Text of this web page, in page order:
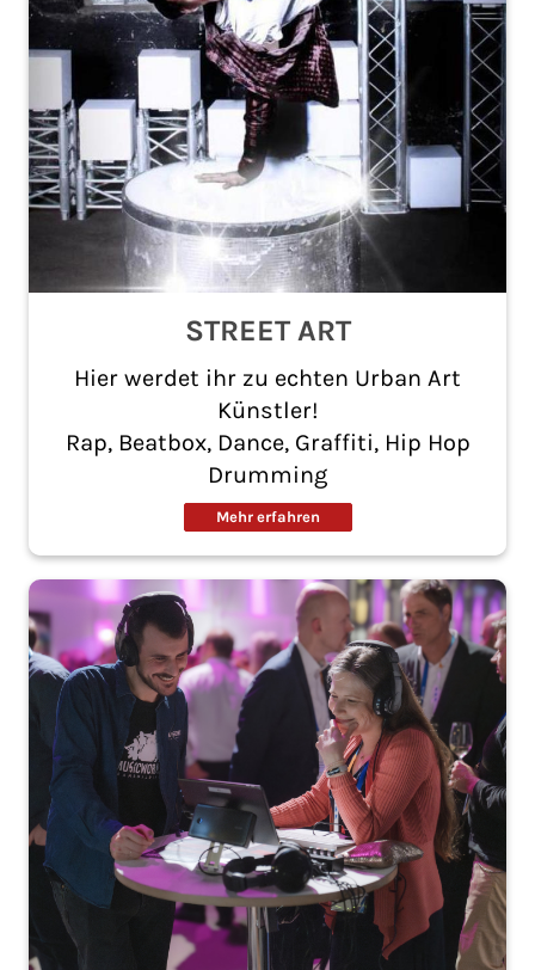
STREET ART
Hier werdet ihr zu echten Urban Art
Künstler!
Rap, Beatbox, Dance, Graffiti, Hip Hop
Drumming
Mehr erfahren